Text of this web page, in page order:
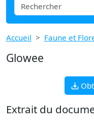
Accueil Faune et
Glowee
Extrait du